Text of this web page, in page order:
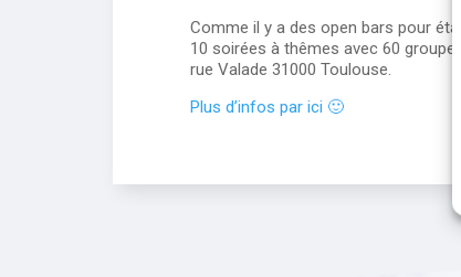
Comme il y a des open bars pour
10 soirées à thêmes avec 60
rue Valade 31000 Toulouse.
Plus d’infos par ici 🙂